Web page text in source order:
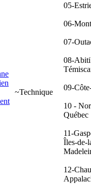
~Technique
05-
06-
07-
08-
09-
10 -
Québec
11-
Îles-de-
12-